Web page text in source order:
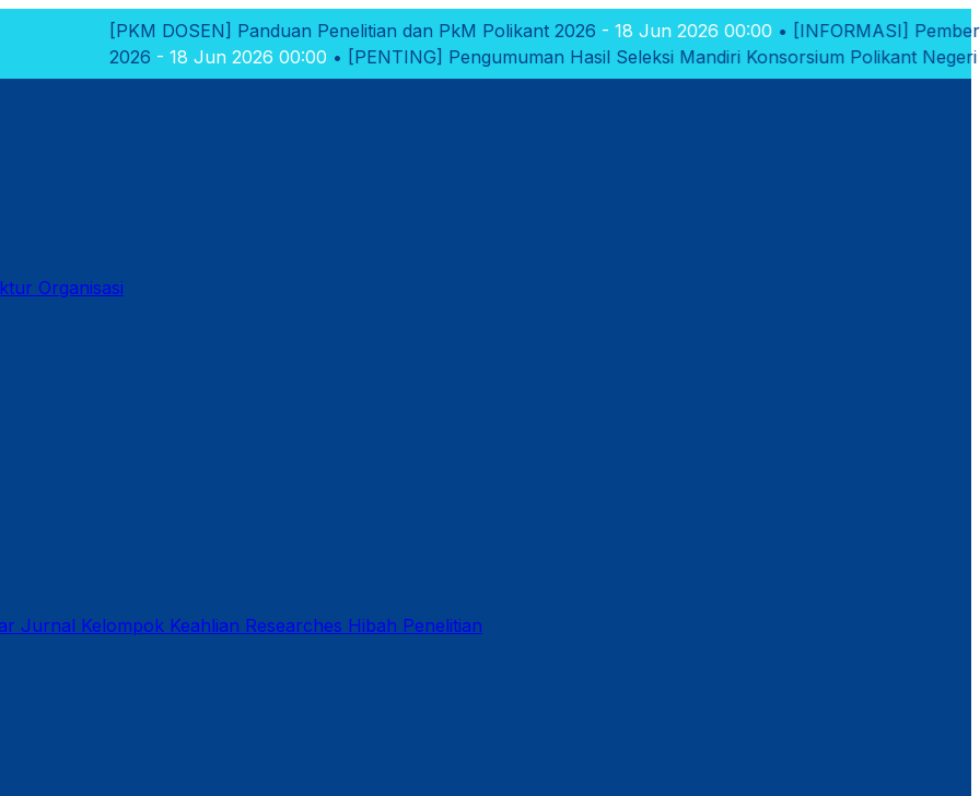
Panduan Penelitian dan PkM Polikant 2026- 18 Jun 2026 00:00 • [INFORMASI] Pemberitahuan
- 18 Jun 2026 00:00 • [PENTING]Pengumuman Hasil Seleksi Mandiri Konsorsium Polikant Negeri Tahun 2026-
Organisasi
Jurnal Kelompok Keahlian Researches Hibah Penelitian